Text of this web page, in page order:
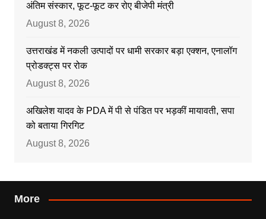
अंतिम संस्कार, फूट-फूट कर रोए बीजेपी मंत्री
August 8, 2026
उत्तराखंड में नकली उत्पादों पर धामी सरकार बड़ा एक्शन, एनालॉग
प्रोडक्ट्स पर रोक
August 8, 2026
अखिलेश यादव के PDA में पी से पंडित पर भड़कीं मायावती, सपा
को बताया गिरगिट
August 8, 2026
More